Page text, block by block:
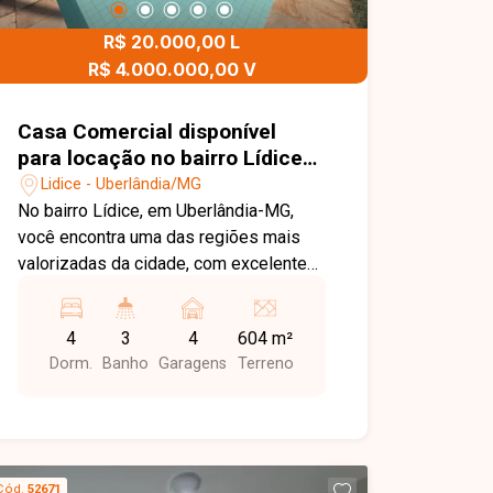
em Uberlândia. Agende uma visita e
venha conhecer todos os detalhes
deste imóvel.
R$ 20.000,00 L
R$ 4.000.000,00 V
Casa Comercial disponível
para locação no bairro Lídice
em Uberlândia-MG
Lidice - Uberlândia/MG
No bairro Lídice, em Uberlândia-MG,
você encontra uma das regiões mais
valorizadas da cidade, com excelente
avenidas e grande visibilidade
comercial. Localizado em uma via de
intenso fluxo, com média de
buscam destaque e praticidade. Casa
4
Dorm.
3
Banho
4
Garagens
604 m²
Terreno
52671